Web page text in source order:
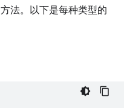
方法。以下是每种类型的